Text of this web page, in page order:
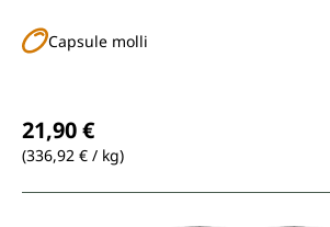
Capsule molli
21,90 €
(336,92 € / kg)